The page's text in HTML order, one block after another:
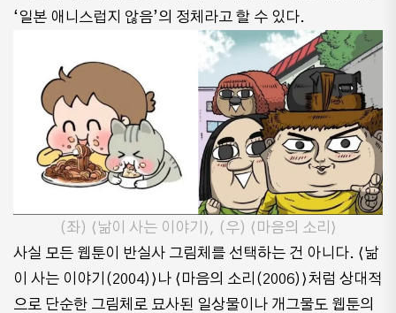
‘일본 애니스럽지 않음’의 정체라고 할 수 있다.
(좌) ⟨낢이 사는 이야기⟩, (우) ⟨마음의 소리⟩
사실 모든 웹툰이 반실사 그림체를 선택하는 건 아니다. ⟨낢
이 사는 이야기(2004)⟩나 ⟨마음의 소리(2006)⟩처럼 상대적
으로 단순한 그림체로 묘사된 일상물이나 개그물도 웹툰의